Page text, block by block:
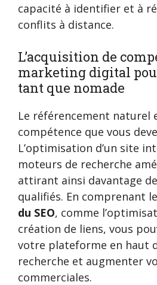
capacité à identifier et à
conflits à distance.
L’acquisition de
marketing digital
tant que nomade
Le référencement naturel
compétence que vous
L’optimisation d’un site
moteurs de recherche
attirant ainsi davantage
qualifiés. En comprenant
du SEO, comme
création de liens, vous
votre plateforme en haut
recherche et augmenter
commerciales.